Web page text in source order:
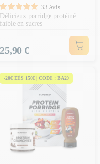
33 Avis
Délicieux porridge protéiné
faible en sucres
Prix
25,90 €
-20€ DÈS 150€ | CODE : BA20